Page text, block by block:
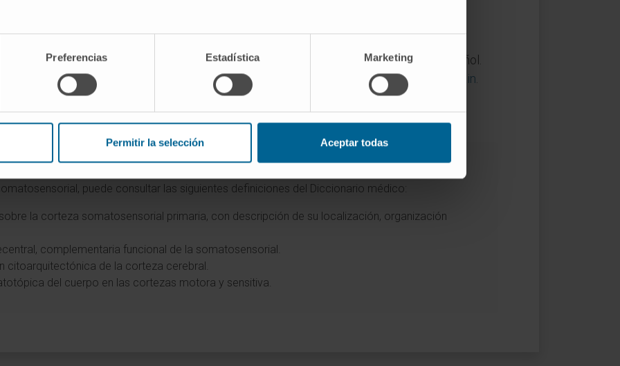
Preferencias Estadística Marketing
Permitir la selección Aceptar todas
de España.
de EE. UU.Entumecimiento y hormigueo. MedlinePlus, enciclopedia médica en español.
Neurológicos y Accidentes Cerebrovasculares (NINDS).
Brain Basics: Know Your Brain
de EE. UU.Cerebro. MedlinePlus, enciclopedia médica en español.
diccionario
puede consultar las siguientes definiciones del Diccionario médico:
la corteza somatosensorial primaria, con descripción de su localización, organización
complementaria funcional de la somatosensorial.
citoarquitectónica de la corteza cerebral.
del cuerpo en las cortezas motora y sensitiva.